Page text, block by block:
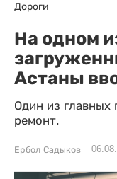
Дороги
На одном
Астаны
Один из главных
ремонт.
Ербол Садыков